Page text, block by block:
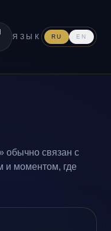
ЯЗЫК RU EN
обычно связан с
и моментом, где